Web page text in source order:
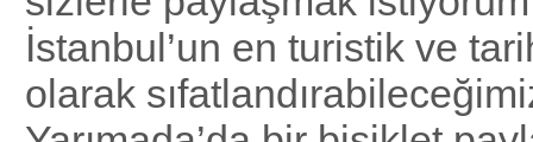
İstanbul’un en turistik ve
olarak